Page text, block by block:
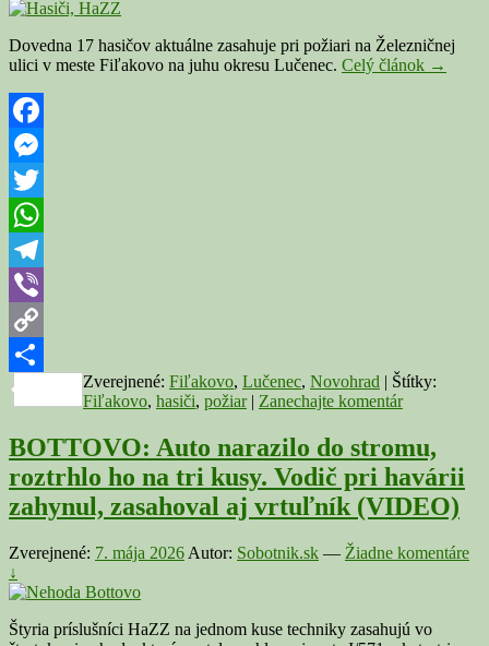
Dovedna 17 hasičov aktuálne zasahuje pri požiari na Železničnej
ulici v meste Fiľakovo na juhu okresu Lučenec. Celý článok →
Facebook
Messenger
Twitter
WhatsApp
Telegram
Viber
Copy
Link
Share
Zverejnené: Fiľakovo, Lučenec, Novohrad | Štítky:
Fiľakovo, hasiči, požiar | Zanechajte komentár
BOTTOVO: Auto narazilo do stromu,
roztrhlo ho na tri kusy. Vodič pri havárii
zahynul, zasahoval aj vrtuľník (VIDEO)
Zverejnené: 7. mája 2026 Autor: Sobotnik.sk — Žiadne komentáre
↓
Štyria príslušníci HaZZ na jednom kuse techniky zasahujú vo